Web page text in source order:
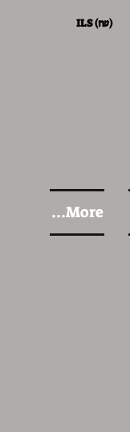
ILS (₪)
More...